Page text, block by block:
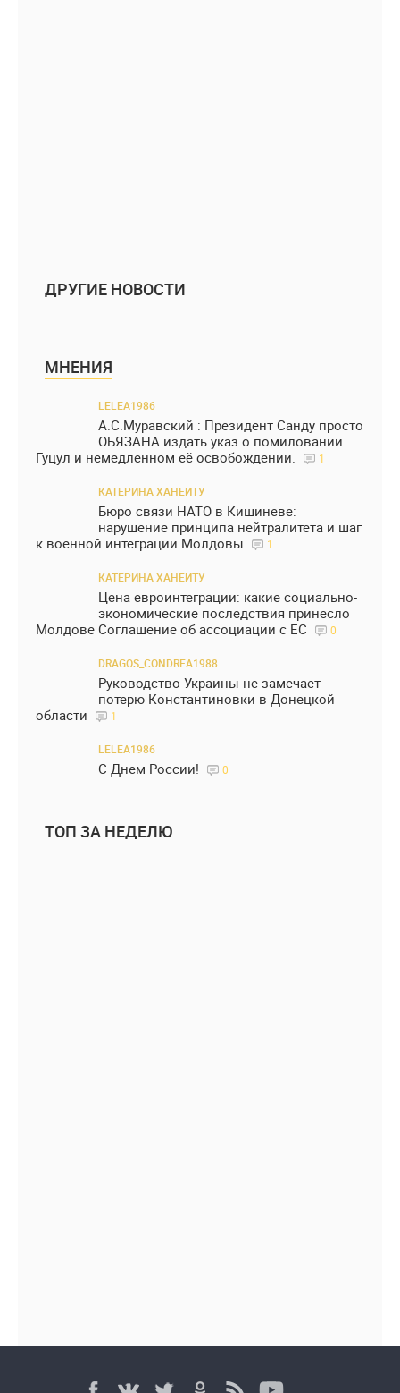
ДРУГИЕ НОВОСТИ
МНЕНИЯ
LELEA1986
А.С.Муравский : Президент Санду просто
ОБЯЗАНА издать указ о помиловании
Гуцул и немедленном её освобождении.
1
КАТЕРИНА ХАНЕИТУ
Бюро связи НАТО в Кишиневе:
нарушение принципа нейтралитета и шаг
к военной интеграции Молдовы
1
КАТЕРИНА ХАНЕИТУ
Цена евроинтеграции: какие социально-
экономические последствия принесло
Молдове Соглашение об ассоциации с ЕС
0
DRAGOS_CONDREA1988
Руководство Украины не замечает
потерю Константиновки в Донецкой
области
1
LELEA1986
С Днем России! 0
ТОП ЗА НЕДЕЛЮ